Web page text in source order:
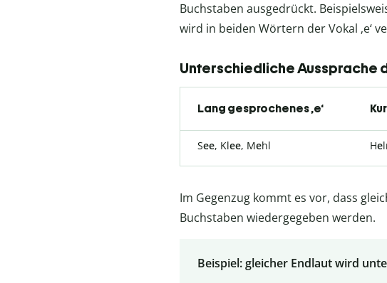
Buchstaben ausgedrückt.
wird in beiden Wörtern der Vokal ‚e‘
Unterschiedliche Aussprache
Lang gesprochenes ‚e‘
See, Klee, Mehl He
Im Gegenzug kommt es vor, dass
Buchstaben wiedergegeben werden.
Beispiel: gleicher Endlaut wird